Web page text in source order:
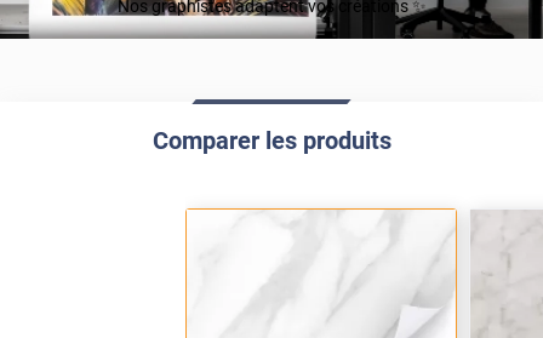
Nos graphistes adaptent vos créations ✨
Comparer les produits